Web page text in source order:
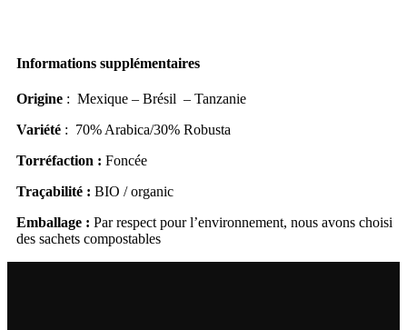
Informations supplémentaires
Origine : Mexique – Brésil – Tanzanie
Variété : 70% Arabica/30% Robusta
Torréfaction : Foncée
Traçabilité : BIO / organic
Emballage : Par respect pour l’environnement, nous avons choisi
des sachets compostables